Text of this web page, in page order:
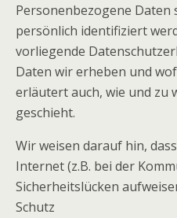
Personenbezogene Daten
persönlich identifiziert
vorliegende
Daten wir erheben und
erläutert auch, wie und zu
geschieht.
Wir weisen darauf hin,
Internet (z.B. bei der
Sicherheitslücken
Schutz